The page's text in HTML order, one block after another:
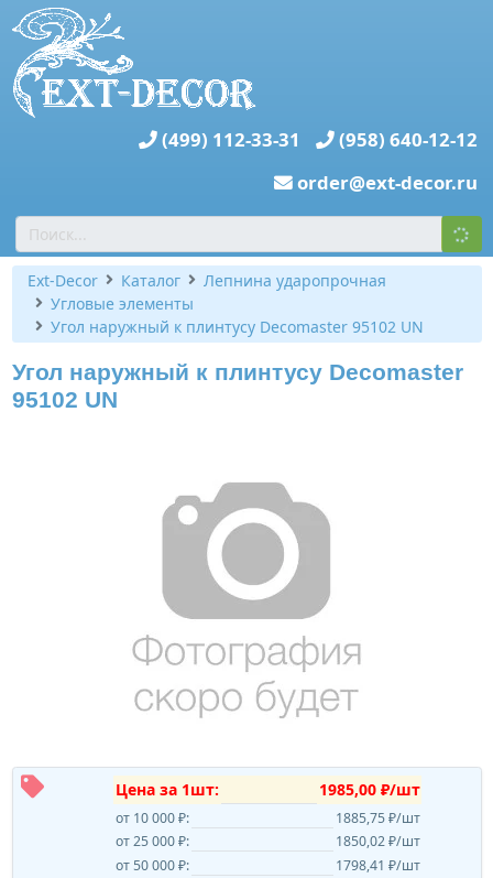
(499) 112-33-31
(958) 640-12-12
order@ext-decor.ru
Ext-Decor Каталог
Лепнина ударопрочная
Угловые элементы
Угол наружный к плинтусу Decomaster 95102 UN
Угол наружный к плинтусу Decomaster
95102 UN
Цена за 1шт: 1985,00 ₽/шт
от 10 000 ₽:
1885,75 ₽/шт
от 25 000 ₽:
1850,02 ₽/шт
от 50 000 ₽:
1798,41 ₽/шт